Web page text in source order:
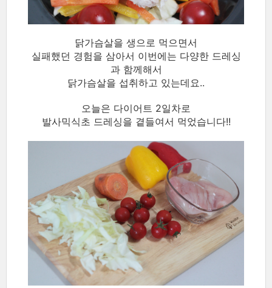
닭가슴살을 생으로 먹으면서
실패했던 경험을 삼아서 이번에는 다양한 드레싱
과 함께해서
닭가슴살을 섭취하고 있는데요..
오늘은 다이어트 2일차로
발사믹식초 드레싱을 곁들여서 먹었습니다!!